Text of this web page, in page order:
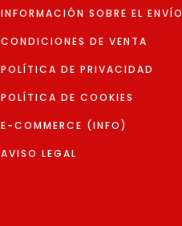
de
INFORMACIÓN SOBRE EL ENVÍO
CONDICIONES DE VENTA
POLÍTICA DE PRIVACIDAD
POLÍTICA DE COOKIES
E-COMMERCE (INFO)
AVISO LEGAL